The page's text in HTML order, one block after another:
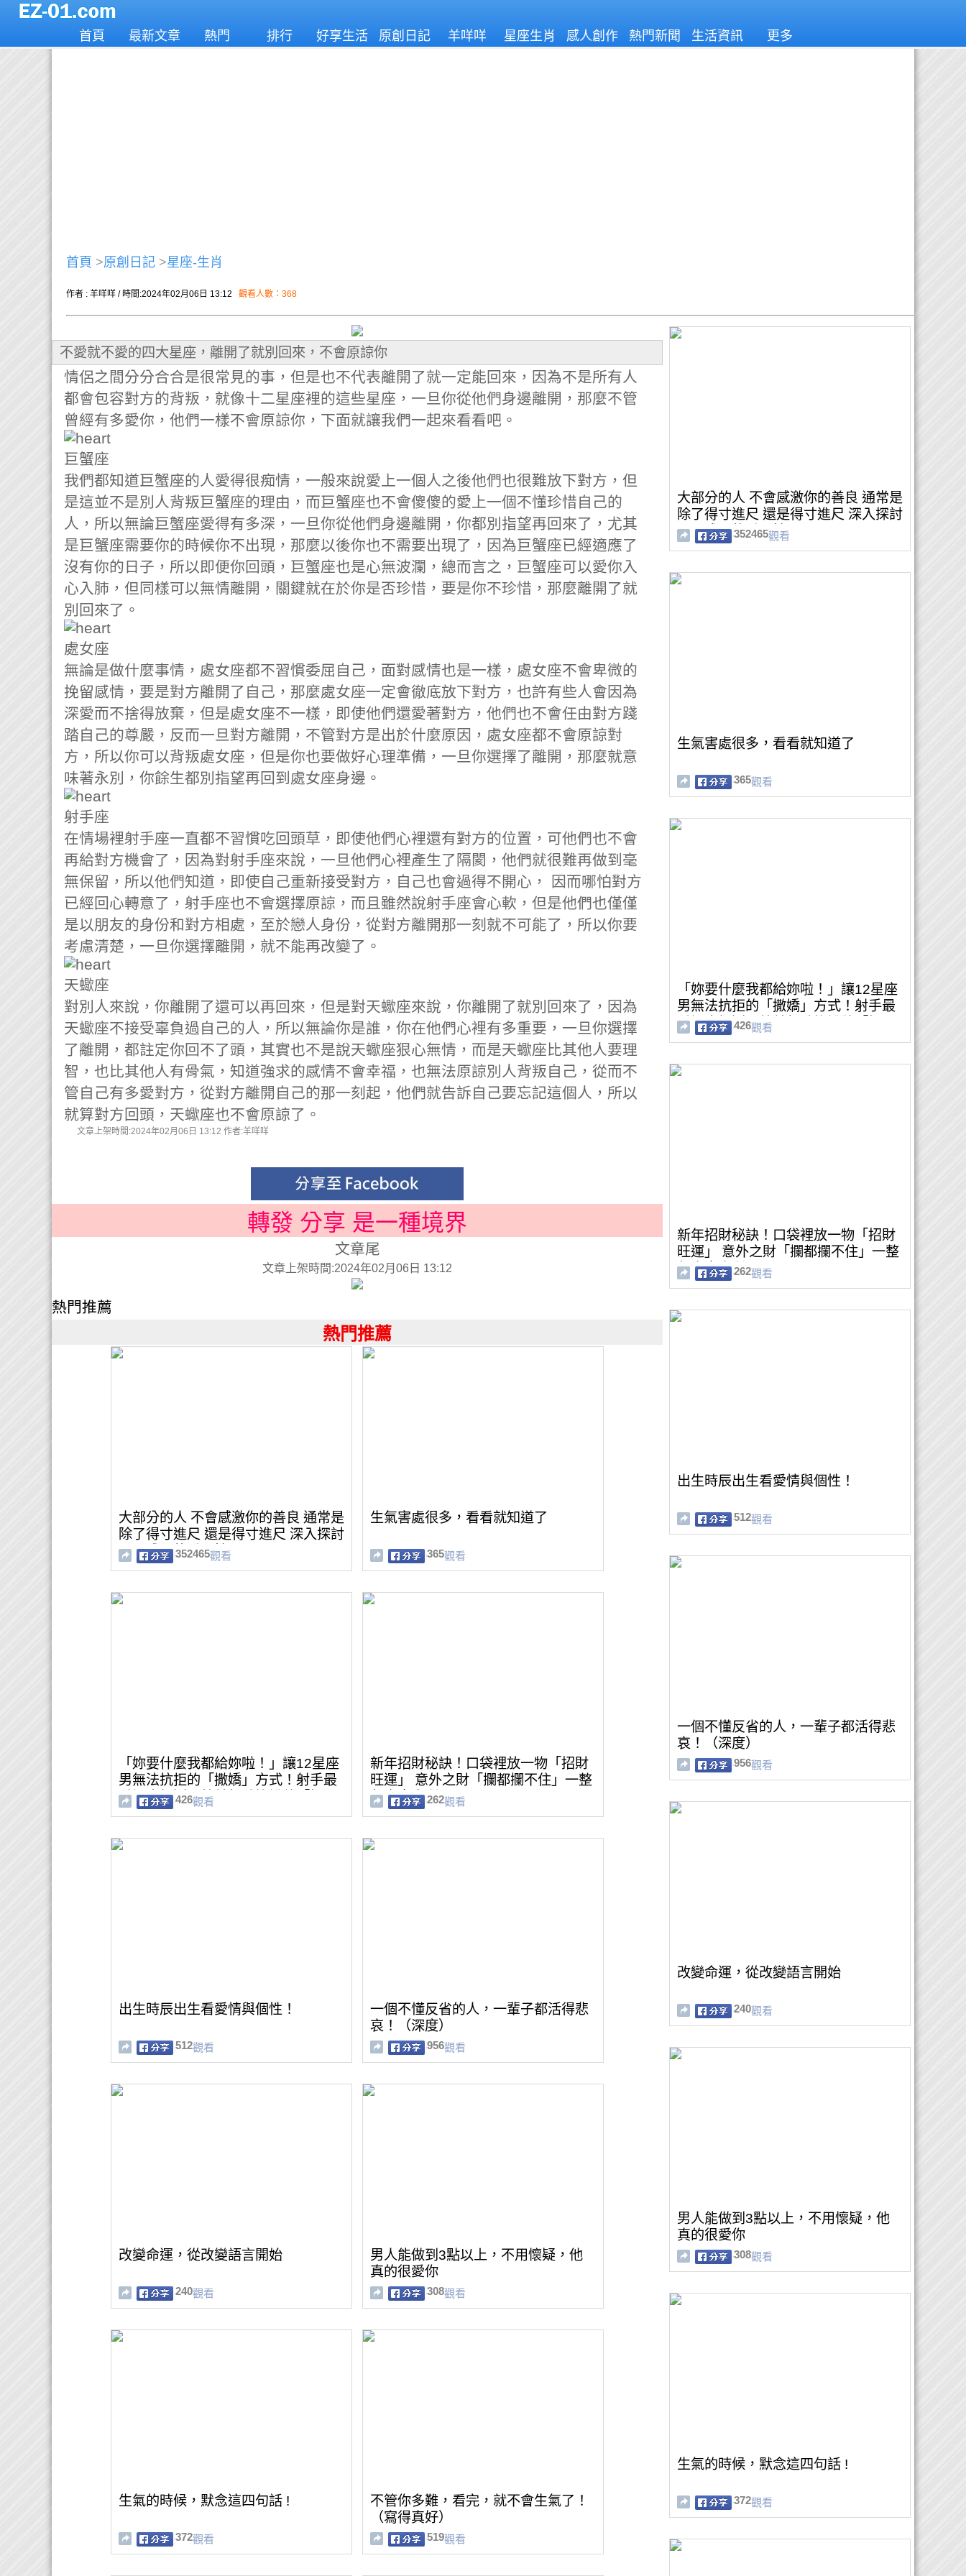
首頁 最新文章 熱門 排行 好享生活 原創日記 羊咩咩 星座生肖 感人創作 熱門新聞 生活資訊 更多
首頁 >原創日記 >星座-生肖
作者 : 羊咩咩 / 時間:2024年02月06日 13:12 觀看人數：368
不愛就不愛的四大星座，離開了就別回來，不會原諒你
情侶之間分分合合是很常見的事，但是也不代表離開了就一定能回來，因為不是所有人
都會包容對方的背叛，就像十二星座裡的這些星座，一旦你從他們身邊離開，那麼不管
曾經有多愛你，他們一樣不會原諒你，下面就讓我們一起來看看吧。
巨蟹座
我們都知道巨蟹座的人愛得很痴情，一般來說愛上一個人之後他們也很難放下對方，但
是這並不是別人背叛巨蟹座的理由，而巨蟹座也不會傻傻的愛上一個不懂珍惜自己的
人，所以無論巨蟹座愛得有多深，一旦你從他們身邊離開，你都別指望再回來了，尤其
是巨蟹座需要你的時候你不出現，那麼以後你也不需要出現了，因為巨蟹座已經適應了
沒有你的日子，所以即便你回頭，巨蟹座也是心無波瀾，總而言之，巨蟹座可以愛你入
心入肺，但同樣可以無情離開，關鍵就在於你是否珍惜，要是你不珍惜，那麼離開了就
別回來了。
處女座
無論是做什麼事情，處女座都不習慣委屈自己，面對感情也是一樣，處女座不會卑微的
挽留感情，要是對方離開了自己，那麼處女座一定會徹底放下對方，也許有些人會因為
深愛而不捨得放棄，但是處女座不一樣，即使他們還愛著對方，他們也不會任由對方踐
踏自己的尊嚴，反而一旦對方離開，不管對方是出於什麼原因，處女座都不會原諒對
方，所以你可以背叛處女座，但是你也要做好心理準備，一旦你選擇了離開，那麼就意
味著永別，你餘生都別指望再回到處女座身邊。
射手座
在情場裡射手座一直都不習慣吃回頭草，即使他們心裡還有對方的位置，可他們也不會
再給對方機會了，因為對射手座來說，一旦他們心裡產生了隔閡，他們就很難再做到毫
無保留，所以他們知道，即使自己重新接受對方，自己也會過得不開心， 因而哪怕對方
已經回心轉意了，射手座也不會選擇原諒，而且雖然說射手座會心軟，但是他們也僅僅
是以朋友的身份和對方相處，至於戀人身份，從對方離開那一刻就不可能了，所以你要
考慮清楚，一旦你選擇離開，就不能再改變了。
天蠍座
對別人來說，你離開了還可以再回來，但是對天蠍座來說，你離開了就別回來了，因為
天蠍座不接受辜負過自己的人，所以無論你是誰，你在他們心裡有多重要，一旦你選擇
了離開，都註定你回不了頭，其實也不是說天蠍座狠心無情，而是天蠍座比其他人要理
智，也比其他人有骨氣，知道強求的感情不會幸福，也無法原諒別人背叛自己，從而不
管自己有多愛對方，從對方離開自己的那一刻起，他們就告訴自己要忘記這個人，所以
就算對方回頭，天蠍座也不會原諒了。
文章上架時間:2024年02月06日 13:12 作者:羊咩咩
轉發 分享 是一種境界
文章尾
文章上架時間:2024年02月06日 13:12
熱門推薦
熱門推薦
大部分的人 不會感激你的善良 通常是
除了得寸進尺 還是得寸進尺 深入探討
心靈成長的重要性
352465觀看
生氣害處很多，看看就知道了
365觀看
「妳要什麼我都給妳啦！」讓12星座
男無法抗拒的「撒嬌」方式！射手最
愛調皮打鬧、牡羊想聽妳說他「好
棒」！
426觀看
新年招財秘訣！口袋裡放一物「招財
旺運」 意外之財「攔都攔不住」一整
年大吉大利
262觀看
出生時辰出生看愛情與個性！
512觀看
一個不懂反省的人，一輩子都活得悲
哀！（深度）
956觀看
改變命運，從改變語言開始
240觀看
男人能做到3點以上，不用懷疑，他
真的很愛你
308觀看
生氣的時候，默念這四句話 !
372觀看
不管你多難，看完，就不會生氣了！
（寫得真好）
519觀看
大部分的人 不會感激你的善良 通常是
除了得寸進尺 還是得寸進尺 深入探討
心靈成長的重要性
352465觀看
生氣害處很多，看看就知道了
365觀看
「妳要什麼我都給妳啦！」讓12星座
男無法抗拒的「撒嬌」方式！射手最
愛調皮打鬧、牡羊想聽妳說他「好
棒」！
426觀看
新年招財秘訣！口袋裡放一物「招財
旺運」 意外之財「攔都攔不住」一整
年大吉大利
262觀看
出生時辰出生看愛情與個性！
512觀看
一個不懂反省的人，一輩子都活得悲
哀！（深度）
956觀看
改變命運，從改變語言開始
240觀看
男人能做到3點以上，不用懷疑，他
真的很愛你
308觀看
生氣的時候，默念這四句話 !
372觀看